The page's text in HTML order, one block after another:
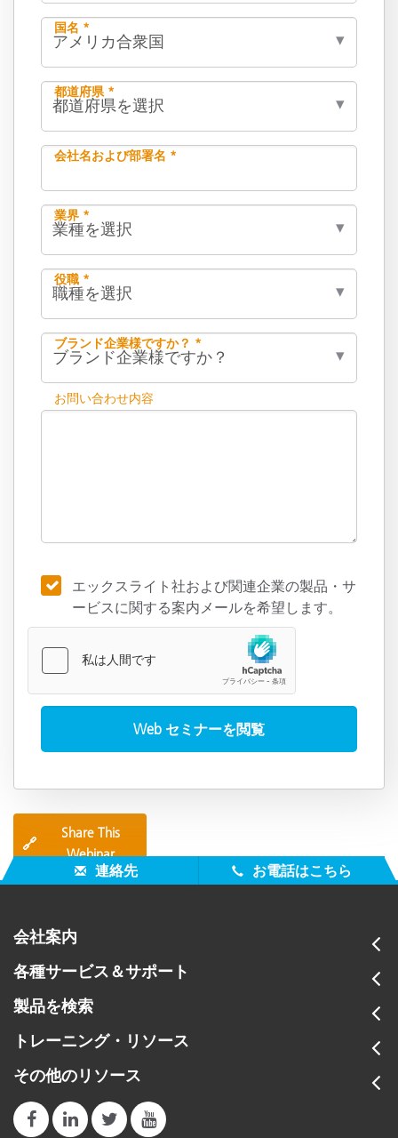
国名 *
都道府県 *
会社名および部署名 *
業界 *
役職 *
ブランド企業様ですか？ *
お問い合わせ内容
エックスライト社および関連企業の製品・サ
ービスに関する案内メールを希望します。
🔗
Share This
Webinar
連絡先 お電話はこちら
会社案内
各種サービス＆サポート
製品を検索
トレーニング・リソース
その他のリソース